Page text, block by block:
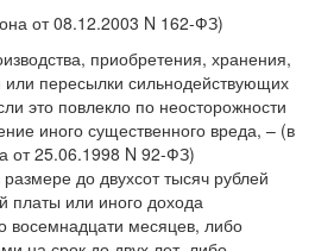
от 08.12.2003 N 162-ФЗ)
приобретения, хранения,
или пересылки сильнодействующих
это повлекло по неосторожности
иного существенного вреда, – (в
от 25.06.1998 N 92-ФЗ)
до двухсот тысяч рублей
платы или иного дохода
восемнадцати месяцев, либо